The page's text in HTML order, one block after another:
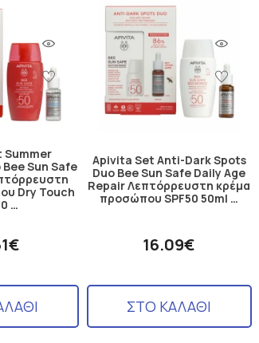
Summer
Sun Safe
Dry Touch
…
Apivita Set Anti-Dark Spots
Duo Bee Sun Safe Daily Age
Repair Λεπτόρρευστη κρέμα
προσώπου SPF50 50ml …
16.09€
ΣΤΟ ΚΑΛΑΘΙ